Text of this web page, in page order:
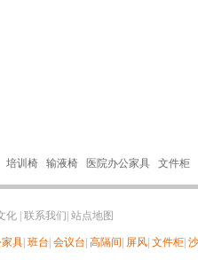
培训椅 输液椅 医院办公家具 文件柜
化 联系我们 站点地图
家具 班台 会议台 高隔间 屏风 文件柜